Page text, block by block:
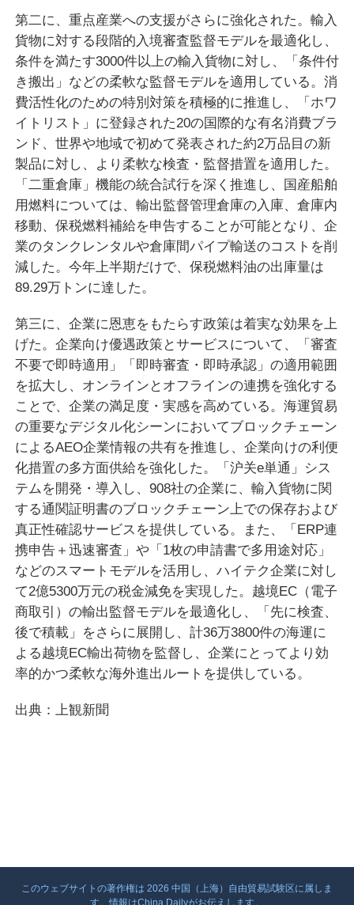
第二に、重点産業への支援がさらに強化された。輸入
貨物に対する段階的入境審査監督モデルを最適化し、
条件を満たす3000件以上の輸入貨物に対し、「条件付
き搬出」などの柔軟な監督モデルを適用している。消
費活性化のための特別対策を積極的に推進し、「ホワ
イトリスト」に登録された20の国際的な有名消費ブラ
ンド、世界や地域で初めて発表された約2万品目の新
製品に対し、より柔軟な検査・監督措置を適用した。
「二重倉庫」機能の統合試行を深く推進し、国産船舶
用燃料については、輸出監督管理倉庫の入庫、倉庫内
移動、保税燃料補給を申告することが可能となり、企
業のタンクレンタルや倉庫間パイプ輸送のコストを削
減した。今年上半期だけで、保税燃料油の出庫量は
89.29万トンに達した。
第三に、企業に恩恵をもたらす政策は着実な効果を上
げた。企業向け優遇政策とサービスについて、「審査
不要で即時適用」「即時審査・即時承認」の適用範囲
を拡大し、オンラインとオフラインの連携を強化する
ことで、企業の満足度・実感を高めている。海運貿易
の重要なデジタル化シーンにおいてブロックチェーン
によるAEO企業情報の共有を推進し、企業向けの利便
化措置の多方面供給を強化した。「沪关e単通」シス
テムを開発・導入し、908社の企業に、輸入貨物に関
する通関証明書のブロックチェーン上での保存および
真正性確認サービスを提供している。また、「ERP連
携申告＋迅速審査」や「1枚の申請書で多用途対応」
などのスマートモデルを活用し、ハイテク企業に対し
て2億5300万元の税金減免を実現した。越境EC（電子
商取引）の輸出監督モデルを最適化し、「先に検査、
後で積載」をさらに展開し、計36万3800件の海運に
よる越境EC輸出荷物を監督し、企業にとってより効
率的かつ柔軟な海外進出ルートを提供している。
出典：上観新聞
このウェブサイトの著作権は 2026 中国（上海）自由貿易試験区に属しま